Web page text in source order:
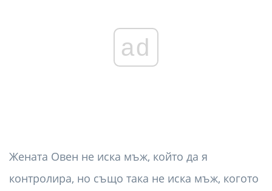
ad
Жената Овен не иска мъж, който да я
контролира, но също така не иска мъж, когото